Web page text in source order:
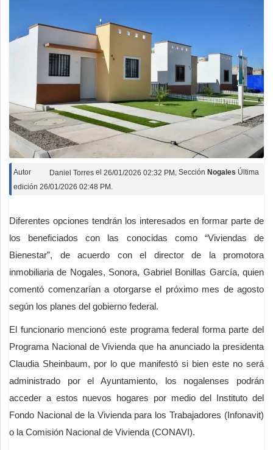
Autor Daniel Torres el 26/01/2026 02:32 PM, Sección Nogales Última
edición 26/01/2026 02:48 PM.
Diferentes opciones tendrán los interesados en formar parte de
los beneficiados con las conocidas como “Viviendas de
Bienestar”, de acuerdo con el director de la promotora
inmobiliaria de Nogales, Sonora, Gabriel Bonillas García, quien
comentó comenzarían a otorgarse el próximo mes de agosto
según los planes del gobierno federal.
El funcionario mencionó este programa federal forma parte del
Programa Nacional de Vivienda que ha anunciado la presidenta
Claudia Sheinbaum, por lo que manifestó si bien este no será
administrado por el Ayuntamiento, los nogalenses podrán
acceder a estos nuevos hogares por medio del Instituto del
Fondo Nacional de la Vivienda para los Trabajadores (Infonavit)
o la Comisión Nacional de Vivienda (CONAVI).